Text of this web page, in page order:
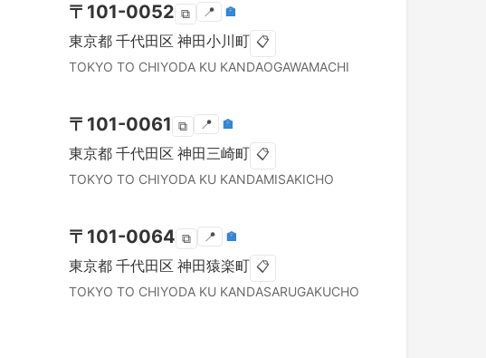
〒 101-0052 ⧉ 📍 🏣
東京都 千代田区 神田小川町 📋
TOKYO TO CHIYODA KU KANDAOGAWAMACHI
〒 101-0061 ⧉ 📍 🏣
東京都 千代田区 神田三崎町 📋
TOKYO TO CHIYODA KU KANDAMISAKICHO
〒 101-0064 ⧉ 📍 🏣
東京都 千代田区 神田猿楽町 📋
TOKYO TO CHIYODA KU KANDASARUGAKUCHO